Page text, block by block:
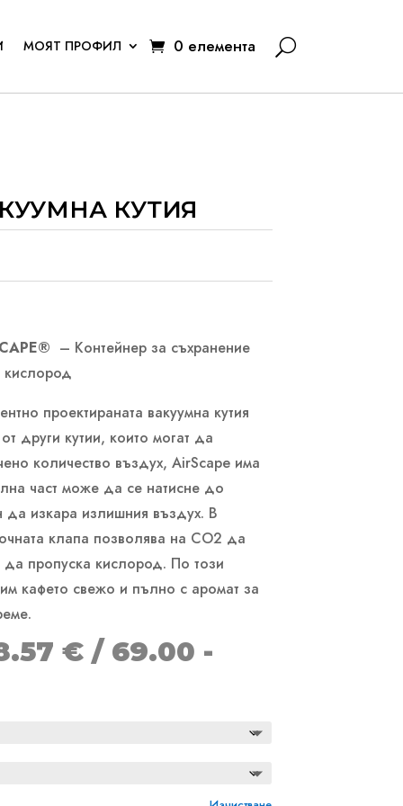
МОЯТ ПРОФИЛ 0 елемента
КУТИЯ
– Контейнер за съхранение
кислород
проектираната вакуумна кутия
други кутии, които могат да
количество въздух, AirScape има
част може да се натисне до
да изкара излишния въздух. В
клапа позволява на CO2 да
пропуска кислород. По този
кафето свежо и пълно с аромат за
€Price
range:
/ 69.00 -